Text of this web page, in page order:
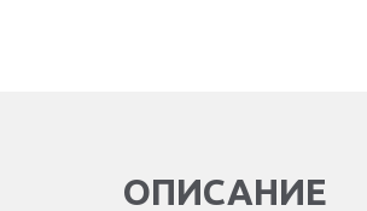
ОПИСАНИЕ